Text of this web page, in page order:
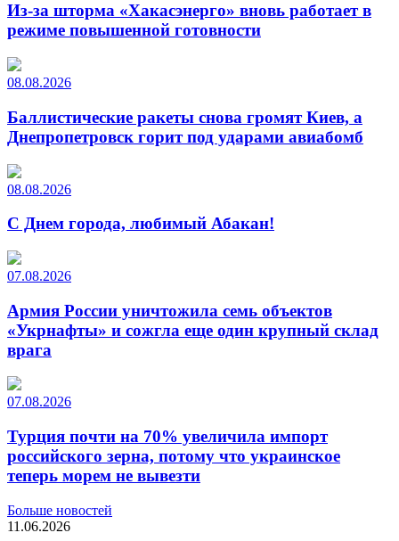
Из-за шторма «Хакасэнерго» вновь работает в
режиме повышенной готовности
08.08.2026
Баллистические ракеты снова громят Киев, а
Днепропетровск горит под ударами авиабомб
08.08.2026
С Днем города, любимый Абакан!
07.08.2026
Армия России уничтожила семь объектов
«Укрнафты» и сожгла еще один крупный склад
врага
07.08.2026
Турция почти на 70% увеличила импорт
российского зерна, потому что украинское
теперь морем не вывезти
Больше новостей
11.06.2026